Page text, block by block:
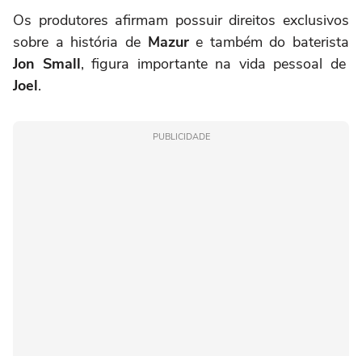
Os produtores afirmam possuir direitos exclusivos
sobre a história de Mazure também do baterista
Jon Small, figura importante na vida pessoal de
Joel.
PUBLICIDADE